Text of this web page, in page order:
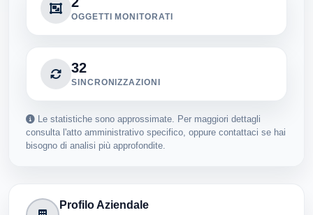
OGGETTI MONITORATI
32
SINCRONIZZAZIONI
Le statistiche sono approssimate. Per maggiori dettagli
consulta l'atto amministrativo specifico, oppure contattaci se hai
bisogno di analisi più approfondite.
Profilo Aziendale